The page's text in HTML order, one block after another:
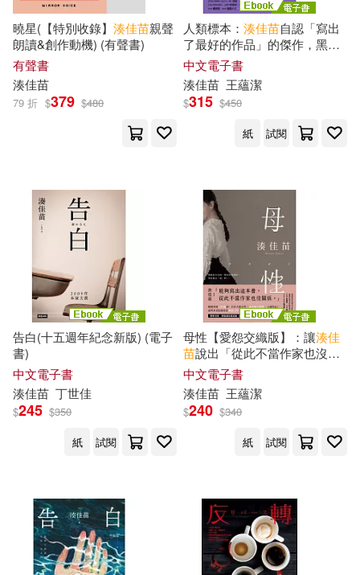
曉星(【特別收錄】 湊佳苗親聲
朗讀&創作動機) (有聲書)
有聲書
湊佳苗
79 折 $379 $480
人類標本： 湊佳苗自認「寫出
了最好的作品」的傑作，黑暗
小說女王出道15週年紀念作
(電子書)
中文電子書
湊佳苗 王蘊潔
$315 $450
紙
試閱
告白(十五週年紀念新版) (電子
書)
中文電子書
湊佳苗 丁世佳
$245 $350
紙
試閱
母性【愛怨交織版】：讓湊佳
苗說出「從此不當作家也沒關
係」的執意之作! (電子書)
中文電子書
湊佳苗 王蘊潔
$240 $340
紙
試閱